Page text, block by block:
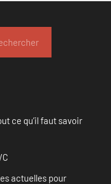
ce qu’il faut savoir
actuelles pour